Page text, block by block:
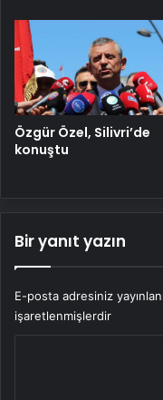
Özgür Özel, Silivri’de
konuştu
Bir yanıt yazın
E-posta adresiniz
işaretlenmişlerdir